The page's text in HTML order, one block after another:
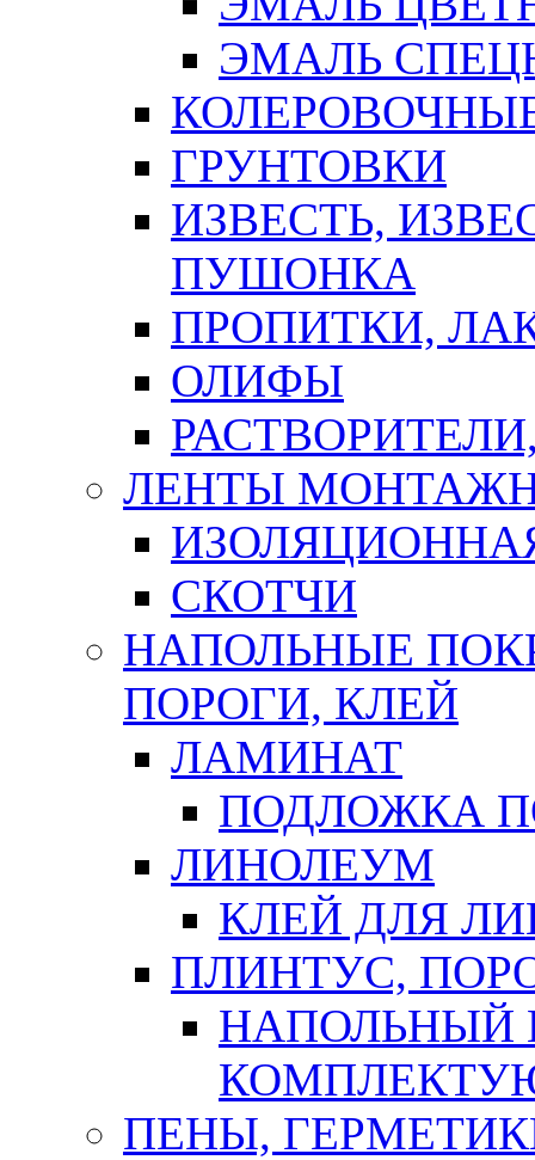
ЭМАЛЬ
ГРУНТОВКИ
ИЗВЕСТЬ,
ПУШОНКА
ПРОПИТКИ,
ОЛИФЫ
ЛЕНТЫ
СКОТЧИ
НАПОЛЬНЫЕ
ПОРОГИ, КЛЕЙ
ЛАМИНАТ
ПОДЛОЖКА
ЛИНОЛЕУМ
КЛЕЙ ДЛЯ
ПЛИНТУС,
НАПОЛЬНЫЙ
ПЕНЫ,